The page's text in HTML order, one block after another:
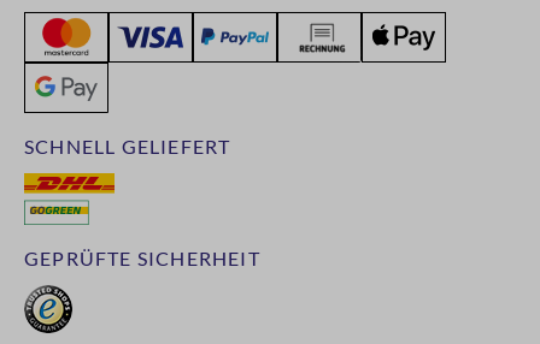
GEPRÜFTE SICHERHEIT
SCHNELL GELIEFERT